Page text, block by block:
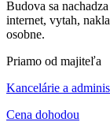
Budova sa
internet, vytah,
osobne.
Priamo od majiteľa
Kancelárie a
Cena dohodou